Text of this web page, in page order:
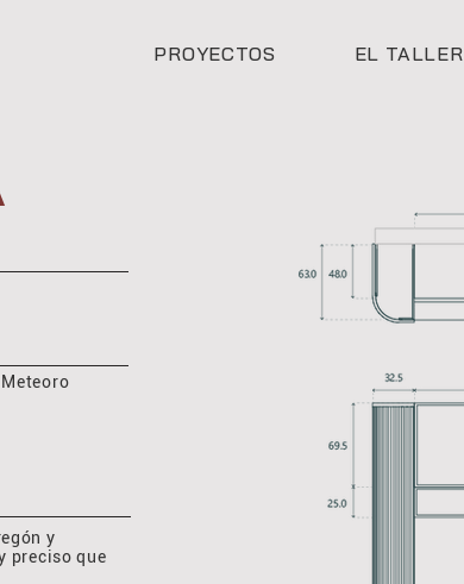
PROYECTOS EL TALLER
y
preciso que